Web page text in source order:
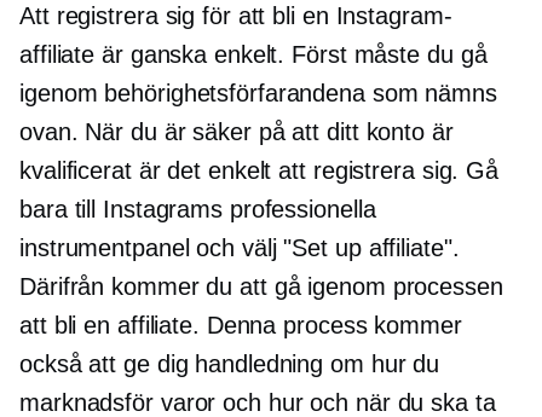
Att registrera sig för att bli en Instagram-
affiliate är ganska enkelt. Först måste du gå
igenom behörighetsförfarandena som nämns
ovan. När du är säker på att ditt konto är
kvalificerat är det enkelt att registrera sig. Gå
bara till Instagrams professionella
instrumentpanel och välj "Set up affiliate".
Därifrån kommer du att gå igenom processen
att bli en affiliate. Denna process kommer
också att ge dig handledning om hur du
marknadsför varor och hur och när du ska ta